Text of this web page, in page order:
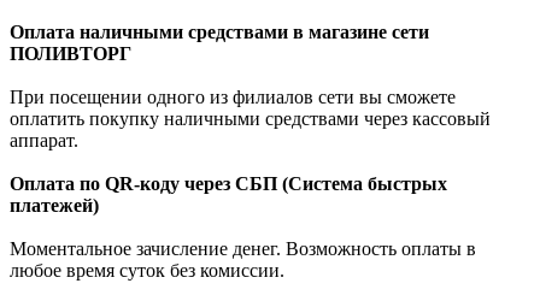
Оплата наличными средствами в магазине сети
ПОЛИВТОРГ
При посещении одного из филиалов сети вы сможете
оплатить покупку наличными средствами через кассовый
аппарат.
Оплата по QR-коду через СБП (Система быстрых
платежей)
Моментальное зачисление денег. Возможность оплаты в
любое время суток без комиссии.